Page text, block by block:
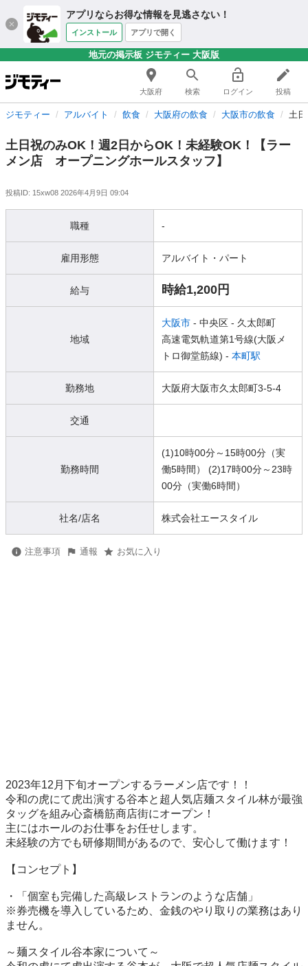
アプリならお得な情報を見逃さない！
インストール アプリで開く
地元の掲示板 ジモティー 大阪版
大阪府 検索 ログイン 投稿
ジモティー アルバイト 飲食 大阪府の飲食 大阪市の飲食 土
土日祝のみOK！週2日からOK！未経験OK！【ラー
メン店 オープニングホールスタッフ】
投稿ID: 15xw08 2026年4月9日 09:04
職種 -
雇用形態 アルバイト・パート
給与 時給1,200円
地域
大阪市 - 中央区 - 久太郎町
高速電気軌道第1号線(大阪メ
トロ御堂筋線) - 本町駅
勤務地 大阪府大阪市久太郎町3-5-4
交通
勤務時間
(1)10時00分～15時00分（実
働5時間） (2)17時00分～23時
00分（実働6時間）
社名/店名 株式会社エースタイル
注意事項 通報 お気に入り
2023年12月下旬オープンするラーメン店です！！
令和の虎にて虎出演する谷本と超人気店麺スタイル林が最強
タッグを組み心斎橋筋商店街にオープン！
主にはホールのお仕事をお任せします。
未経験の方でも研修期間があるので、安心して働けます！
【コンセプト】
・「個室も完備した高級レストランのような店舗」
※券売機を導入しているため、金銭のやり取りの業務はあり
ません。
～麺スタイル谷本家について～